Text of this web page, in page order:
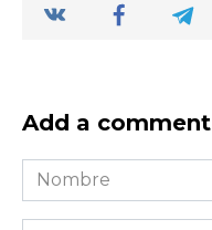
Add a comment
Nombre
*